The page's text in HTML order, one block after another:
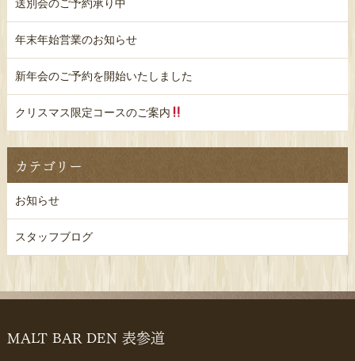
送別会のご予約承り中
年末年始営業のお知らせ
新年会のご予約を開始いたしました
クリスマス限定コースのご案内
カテゴリー
お知らせ
スタッフブログ
MALT BAR DEN 表参道